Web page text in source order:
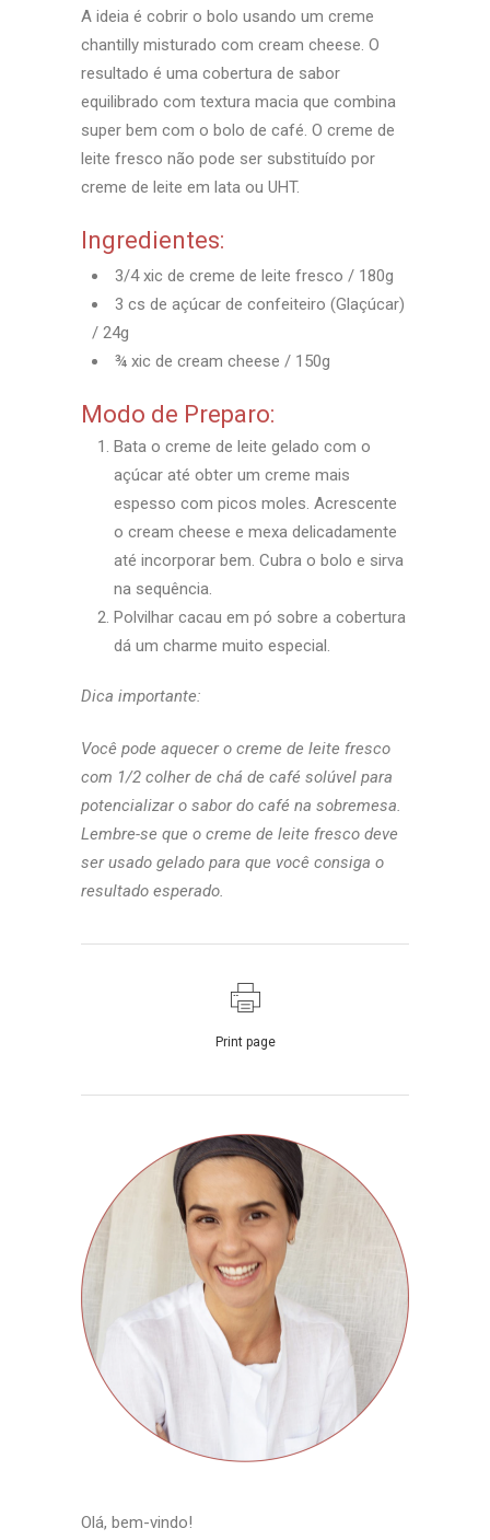
A ideia é cobrir o bolo usando um creme
chantilly misturado com cream cheese. O
resultado é uma cobertura de sabor
equilibrado com textura macia que combina
super bem com o bolo de café. O creme de
leite fresco não pode ser substituído por
creme de leite em lata ou UHT.
Ingredientes:
3/4 xic de creme de leite fresco / 180g
3 cs de açúcar de confeiteiro (Glaçúcar)
/ 24g
¾ xic de cream cheese / 150g
Modo de Preparo:
Bata o creme de leite gelado com o
açúcar até obter um creme mais
espesso com picos moles. Acrescente
o cream cheese e mexa delicadamente
até incorporar bem. Cubra o bolo e sirva
na sequência.
Polvilhar cacau em pó sobre a cobertura
dá um charme muito especial.
Dica importante:
Você pode aquecer o creme de leite fresco
com 1/2 colher de chá de café solúvel para
potencializar o sabor do café na sobremesa.
Lembre-se que o creme de leite fresco deve
ser usado gelado para que você consiga o
resultado esperado.
Print page
Olá, bem-vindo!